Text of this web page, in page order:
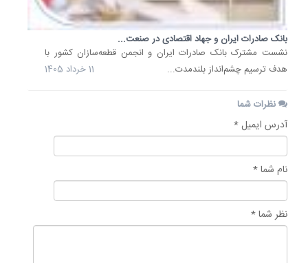
بانک صادرات ایران و جهاد اقتصادی در صنعت...
​نشست مشترک بانک صادرات ایران و انجمن قطعه‌سازان کشور با
هدف ترسیم چشم‌انداز بلندمدت...
11 خرداد 1405
نظرات شما
آدرس ایمیل *
نام شما *
نظر شما *